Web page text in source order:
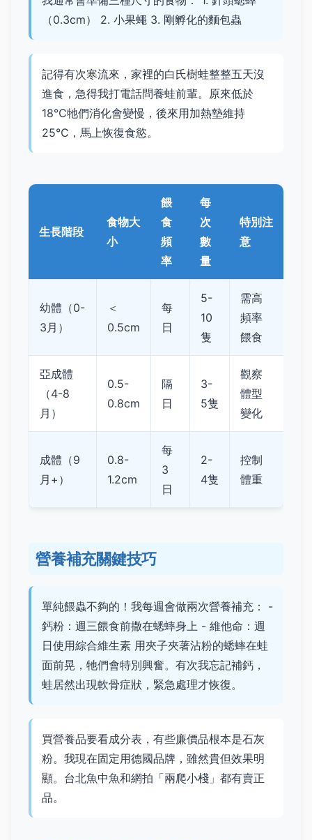
（0.3cm） 2. 小果蠅 3. 剛孵化的麵包蟲
記得有次寒流來，家裡的白氏樹蛙整整五天沒
進食，急得我打電話問養蛙前輩。原來低於
18℃牠們消化會變慢，後來用加熱墊維持
25℃，馬上恢復食慾。
生長階段
食物大
小
餵
食
頻
率
每
次
數
量
特別注
意
幼體（0-
3月）
＜
0.5cm
每
日
5-
10
隻
需高
頻率
餵食
亞成體
（4-8
月）
0.5-
0.8cm
隔
日
3-
5隻
觀察
體型
變化
成體（9
月+）
0.8-
1.2cm
每
3
日
2-
4隻
控制
體重
營養補充關鍵技巧
單純餵蟲不夠的！我每週會做兩次營養補充： -
鈣粉：週三餵食前撒在蟋蟀身上 - 維他命：週
日使用綜合維生素 用夾子夾著沾粉的蟋蟀在蛙
面前晃，牠們會特別興奮。有次我忘記補鈣，
蛙居然出現軟骨症狀，緊急處理才恢復。
買營養品要看成分表，有些廉價品根本是石灰
粉。我現在固定用德國品牌，雖然貴但效果明
顯。台北魚中魚和網拍「兩爬小棧」都有賣正
品。